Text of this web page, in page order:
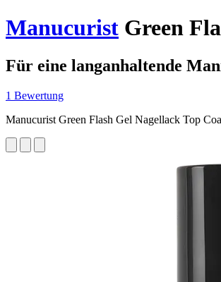
Manucurist Green
Für eine langanhaltende
1 Bewertung
Manucurist Green Flash Gel Nagellack Top